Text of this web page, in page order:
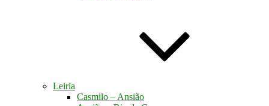
Leiria
Casmilo – Ansião